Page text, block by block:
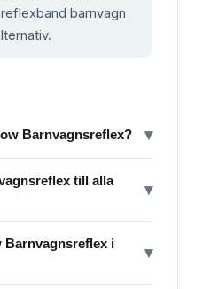
barnvagn
Barnvagnsreflex? ▾
till alla
▾
Barnvagnsreflex i
▾